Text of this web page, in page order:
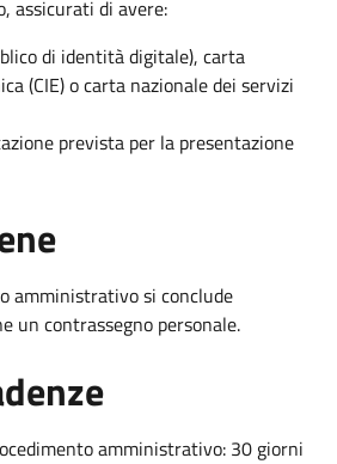
assicurati di avere:
di identità digitale), carta
(CIE) o carta nazionale dei servizi
prevista per la presentazione
amministrativo si conclude
un contrassegno personale.
amministrativo: 30 giorni